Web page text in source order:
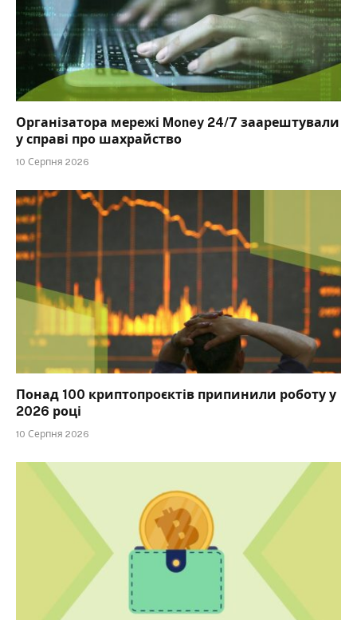
Організатора мережі Money 24/7 заарештували
у справі про шахрайство
10 Серпня 2026
Понад 100 криптопроєктів припинили роботу у
2026 році
10 Серпня 2026